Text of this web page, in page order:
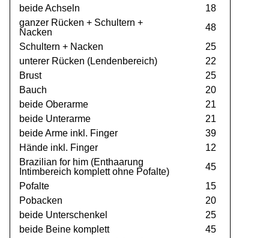
beide Achseln
18
ganzer Rücken + Schultern +
Nacken
48
Schultern + Nacken
25
unterer Rücken (Lendenbereich)
22
Brust
25
Bauch
20
beide Oberarme
21
beide Unterarme
21
beide Arme inkl. Finger
39
Hände inkl. Finger
12
Brazilian for him (Enthaarung
Intimbereich komplett ohne Pofalte)
45
Pofalte
15
Pobacken
20
beide Unterschenkel
25
beide Beine komplett
45